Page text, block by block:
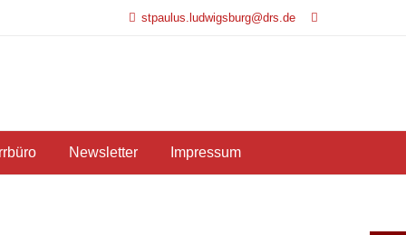
stpaulus.ludwigsburg@drs.de
Newsletter Impressum